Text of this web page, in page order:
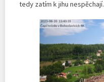
tedy zatím k jihu nespěchají.